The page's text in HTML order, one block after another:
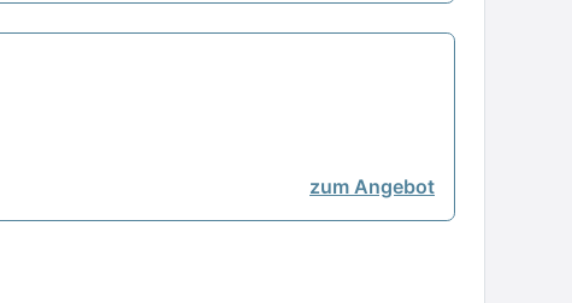
zum Angebot